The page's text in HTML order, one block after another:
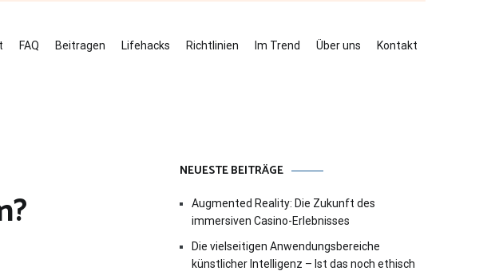
FAQ Beitragen Lifehacks Richtlinien Im Trend Über uns Kontakt
NEUESTE BEITRÄGE
Augmented Reality: Die Zukunft des
immersiven Casino-Erlebnisses
Die vielseitigen Anwendungsbereiche
künstlicher Intelligenz – Ist das noch ethisch